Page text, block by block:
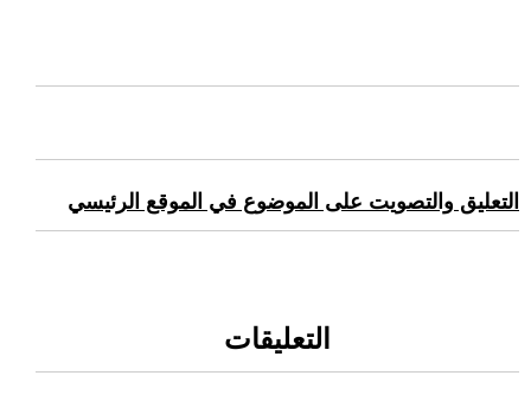
التعليق والتصويت على الموضوع في الموقع الرئيسي
التعليقات